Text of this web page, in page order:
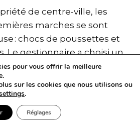
de centre-ville, les
marches se sont
: chocs de poussettes et
Le gestionnaire a choisi un
fibré, avec petits ergots
cordeau, application en fin
en service le matin.
après un hiver
pour vous offrir la meilleure
sur les cookies que nous utilisons ou
.
Réglages